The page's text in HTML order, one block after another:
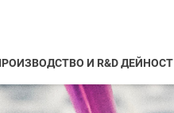
И R&D ДЕЙНОСТ